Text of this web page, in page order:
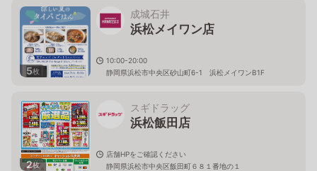
5枚
成城石井
浜松メイワン店
10:00-20:00
静岡県浜松市中央区砂山町6-1 浜松メイワンB1F
2枚
スギドラッグ
浜松飯田店
店舗HPをご確認ください
静岡県浜松市中央区飯田町６８１番地の１